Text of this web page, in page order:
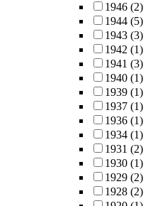
1946 (2)
1944 (5)
1943 (3)
1942 (1)
1941 (3)
1940 (1)
1939 (1)
1937 (1)
1936 (1)
1934 (1)
1931 (2)
1930 (1)
1929 (2)
1928 (2)